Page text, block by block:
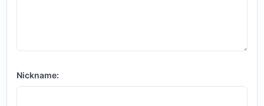
Nickname: